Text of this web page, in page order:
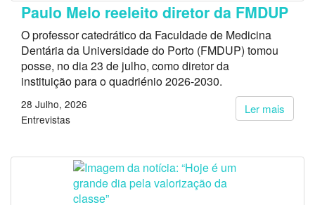
Paulo Melo reeleito diretor da FMDUP
O professor catedrático da Faculdade de Medicina
Dentária da Universidade do Porto (FMDUP) tomou
posse, no dia 23 de julho, como diretor da
instituição para o quadriénio 2026-2030.
Ler mais
28 Julho, 2026
Entrevistas